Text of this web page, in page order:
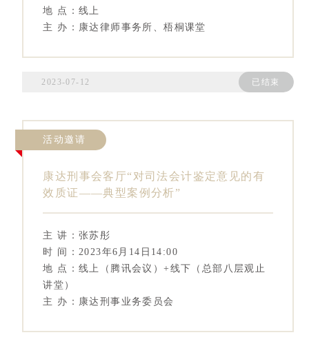
地 点：线上
主 办：康达律师事务所、梧桐课堂
2023-07-12 已结束
康达刑事会客厅“对司法会计鉴定意见的有
效质证——典型案例分析”
活动邀请
主 讲：张苏彤
时 间：2023年6月14日14:00
地 点：线上（腾讯会议）+线下（总部八层观止
讲堂）
主 办：康达刑事业务委员会